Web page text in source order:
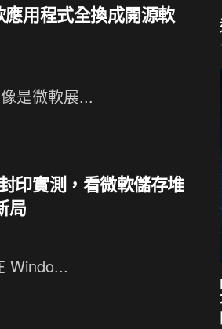
用程式全換成開源軟
是微軟展...
印實測，看微軟儲存堆
局
Windo...